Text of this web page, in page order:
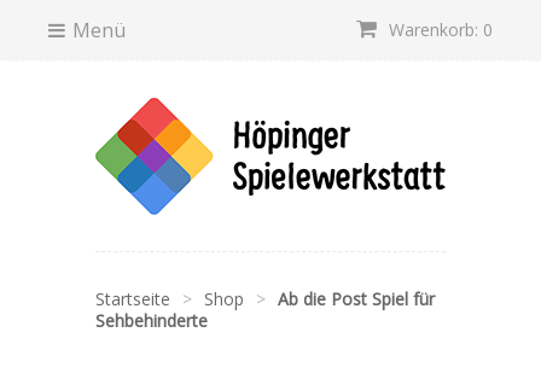
Warenkorb: 0
Menü
Startseite > Shop > Ab die Post Spiel für
Sehbehinderte